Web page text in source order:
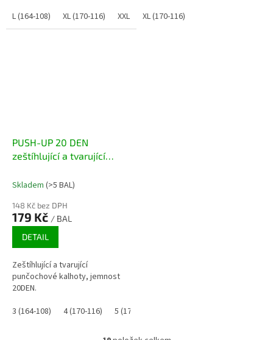
L (164-108)
XL (170-116) XXL (176-124)XL (170-116)
PUSH-UP 20 DEN
zeštíhlující a tvarující
Skladem (>5 BAL)
148 Kč bez DPH
179 Kč / BAL
DETAIL
Zeštíhlující a tvarující
punčochové kalhoty, jemnost
20DEN.
3 (164-108)
4 (170-116) 5 (176-124)